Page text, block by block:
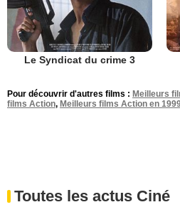
Le Syndicat du crime 3
Pour découvrir d'autres films : Meilleurs
films Action, Meilleurs films Action en
Toutes les actus Ciné